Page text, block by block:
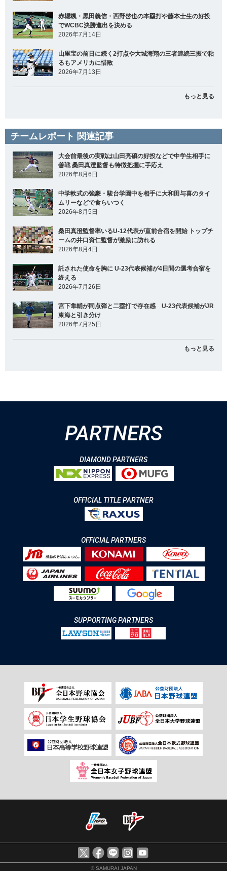
赤堀颯・黒田義信・西野啓也の本塁打や藤本士生の好投
でWCBC決勝進出を決める
2026年7月14日
山里宝の前日に続く2打点や大城海翔の三者連続三振で粘
るもアメリカに惜敗
2026年7月13日
もっと見る
チームレポート 関連記事
大会前最後の実戦は山田亮碩の好投などで中学生相手に
善戦 桑田真澄監督も特徴把握に手応え
2026年8月6日
中学軟式の強豪・駿台学園中を相手に大和田与喜のタイ
ムリーなどで食らいつく
2026年8月5日
桑田真澄監督率いるU-12代表が直前合宿を開始 トップチ
ームの井口資仁監督が激励に訪れる
2026年8月4日
託された使命を胸に U-23代表候補が4日間の選考合宿を
終える
2026年7月26日
宮下隼輔が同点弾と二塁打で存在感 U-23代表候補がJR
東海と引き分け
2026年7月25日
もっと見る
PARTNERS
DIAMOND PARTNERS
OFFICIAL TITLE PARTNER
OFFICIAL PARTNERS
SUPPORTING PARTNERS
© SAMURAI JAPAN